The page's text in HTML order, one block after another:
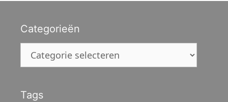
Categorieën
Categorieën
Tags